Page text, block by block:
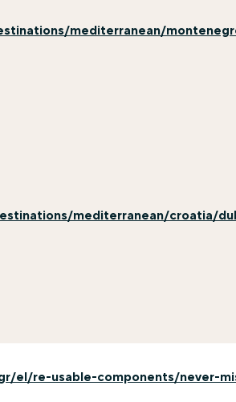
mediterranean/
mediterranean/croatia/
el/re-usable-components/never-